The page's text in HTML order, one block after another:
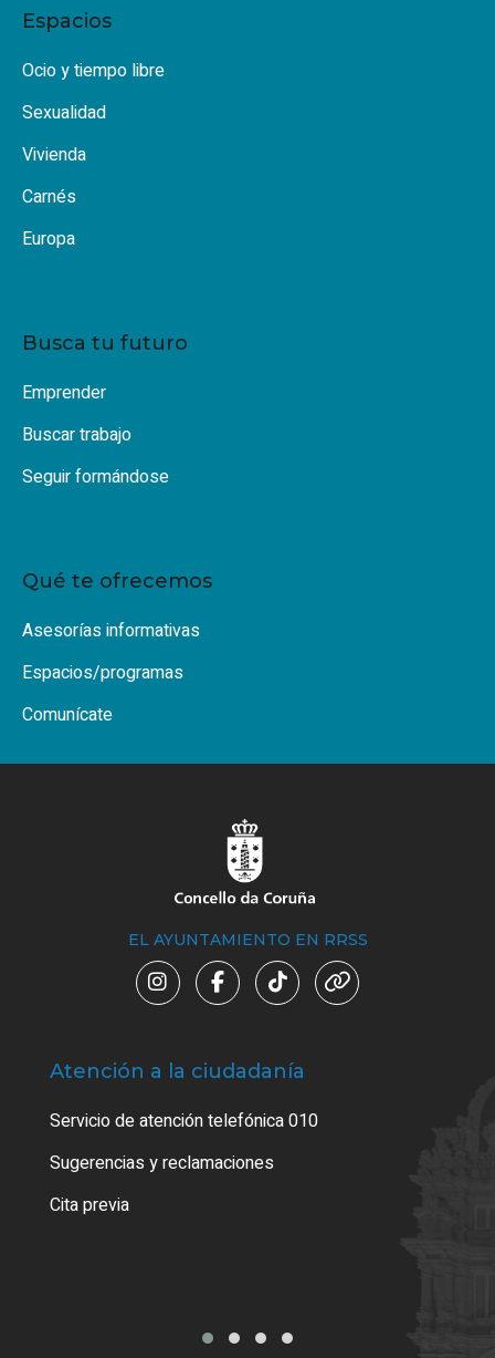
Espacios
Ocio y tiempo libre
Sexualidad
Vivienda
Carnés
Europa
Busca tu futuro
Emprender
Buscar trabajo
Seguir formándose
Qué te ofrecemos
Asesorías informativas
Espacios/programas
Comunícate
EL AYUNTAMIENTO EN RRSS
Atención a la ciudadanía
Servicio de atención telefónica 010
Sugerencias y reclamaciones
Cita previa